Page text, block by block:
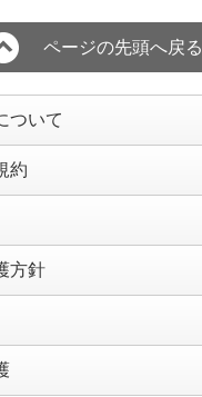
ページの先頭へ戻る
ついて
約
方針